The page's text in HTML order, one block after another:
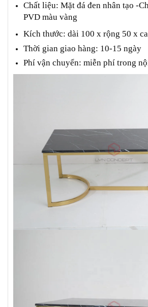
Chất liệu: Mặt đá đen nhân tạo -
PVD màu vàng
Kích thước: dài 100 x rộng 50 x
Thời gian giao hàng: 10-15 ngày
Phí vận chuyển: miễn phí trong